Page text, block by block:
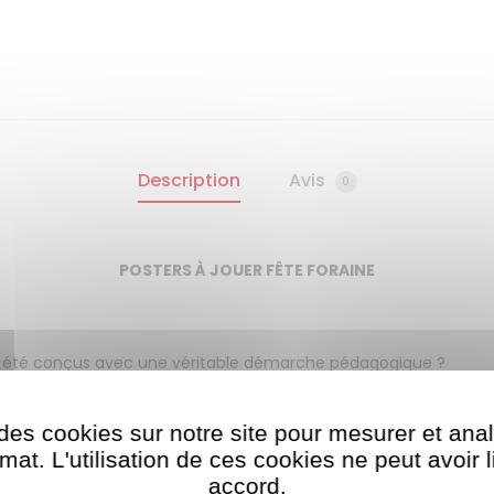
Description Avis 0
POSTERS À JOUER FÊTE FORAINE
conçus avec une véritable démarche pédagogique ?
stickers nouvelle génération. Quand les enfants ouvrent un
colorés. L’activité est facile, ce qui permet à l’enfant
naturellement pendant de longues périodes de jeu.
à l’enfant de s’appliquer. Avec les gommettes Poppik,
cookies sur notre site pour mesurer et
L'utilisation de ces cookies ne peut avoir
accord.​